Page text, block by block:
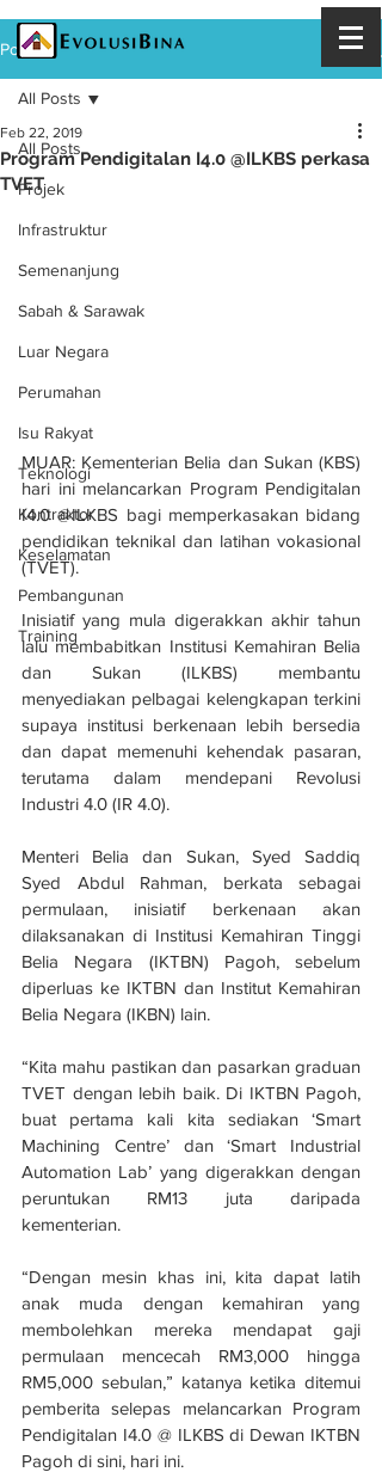
Post
All Posts
Projek
Infrastruktur
Semenanjung
Sabah & Sarawak
Luar Negara
Perumahan
Isu Rakyat
Teknologi
Kontraktor
Keselamatan
Pembangunan
Training
All Posts
Program Pendigitalan I4.0 @ILKBS perkasa
TVET
Feb 22, 2019
MUAR: Kementerian Belia dan Sukan (KBS)
hari ini melancarkan Program Pendigitalan
I4.0 @ILKBS bagi memperkasakan bidang
pendidikan teknikal dan latihan vokasional
(TVET).
Inisiatif yang mula digerakkan akhir tahun
lalu membabitkan Institusi Kemahiran Belia
dan Sukan (ILKBS) membantu
menyediakan pelbagai kelengkapan terkini
supaya institusi berkenaan lebih bersedia
dan dapat memenuhi kehendak pasaran,
terutama dalam mendepani Revolusi
Industri 4.0 (IR 4.0).
Menteri Belia dan Sukan, Syed Saddiq
Syed Abdul Rahman, berkata sebagai
permulaan, inisiatif berkenaan akan
dilaksanakan di Institusi Kemahiran Tinggi
Belia Negara (IKTBN) Pagoh, sebelum
diperluas ke IKTBN dan Institut Kemahiran
Belia Negara (IKBN) lain.
“Kita mahu pastikan dan pasarkan graduan
TVET dengan lebih baik. Di IKTBN Pagoh,
buat pertama kali kita sediakan ‘Smart
Machining Centre’ dan ‘Smart Industrial
Automation Lab’ yang digerakkan dengan
peruntukan RM13 juta daripada
kementerian.
“Dengan mesin khas ini, kita dapat latih
anak muda dengan kemahiran yang
membolehkan mereka mendapat gaji
permulaan mencecah RM3,000 hingga
RM5,000 sebulan,” katanya ketika ditemui
pemberita selepas melancarkan Program
Pendigitalan I4.0 @ ILKBS di Dewan IKTBN
Pagoh di sini, hari ini.